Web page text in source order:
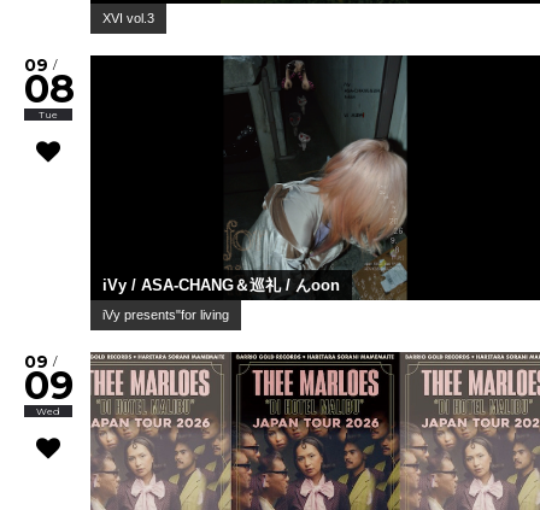
XVI vol.3
09 /
08
Tue
iVy / ASA-CHANG＆巡礼 / んoon
iVy presents"for living
09 /
09
Wed